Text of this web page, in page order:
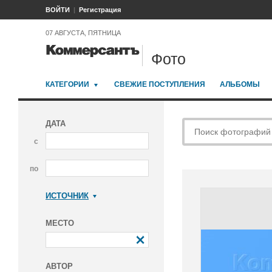
ВОЙТИ Регистрация
07 АВГУСТА, ПЯТНИЦА
Фото
КАТЕГОРИИ СВЕЖИЕ ПОСТУПЛЕНИЯ АЛЬБОМЫ
ДАТА
с
по
ИСТОЧНИК
МЕСТО
АВТОР